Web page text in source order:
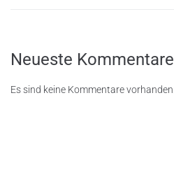
Neueste Kommentare
Es sind keine Kommentare vorhanden.